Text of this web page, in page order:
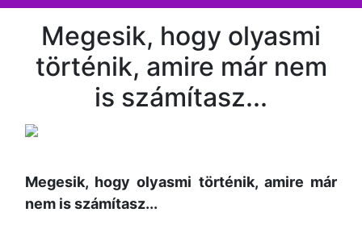
Megesik, hogy olyasmi
történik, amire már nem
is számítasz...
Megesik, hogy olyasmi történik, amire már
nem is számítasz...